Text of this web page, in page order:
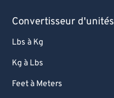
Convertisseur d'unités
Lbs à Kg
Kg à Lbs
Feet à Meters